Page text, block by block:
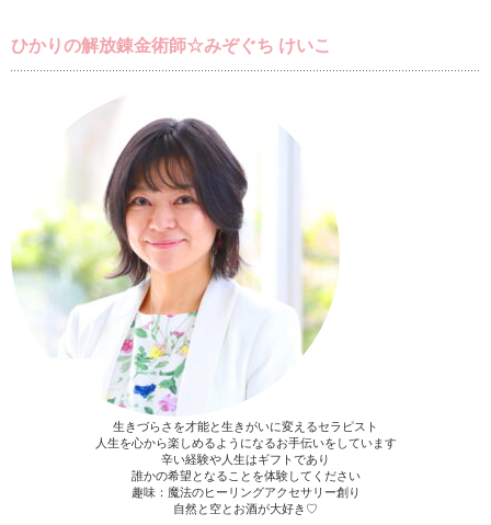
ひかりの解放錬金術師☆みぞぐち けいこ
生きづらさを才能と生きがいに変えるセラピスト
人生を心から楽しめるようになるお手伝いをしています
辛い経験や人生はギフトであり
誰かの希望となることを体験してください
趣味：魔法のヒーリングアクセサリー創り
自然と空とお酒が大好き♡